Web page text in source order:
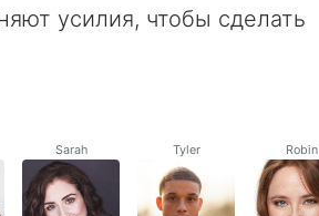
усилия, чтобы сделать
Sarah Tyler Robin